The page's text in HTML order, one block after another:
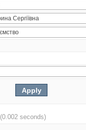
(0.002 seconds)